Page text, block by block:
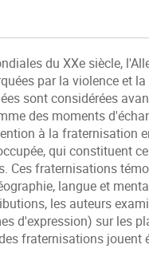
du XXe siècle,
par la violence et
sont considérées
des moments
à la fraternisation
qui constituent
Ces fraternisations
langue et
les auteurs
d'expression) sur les
fraternisations jouent